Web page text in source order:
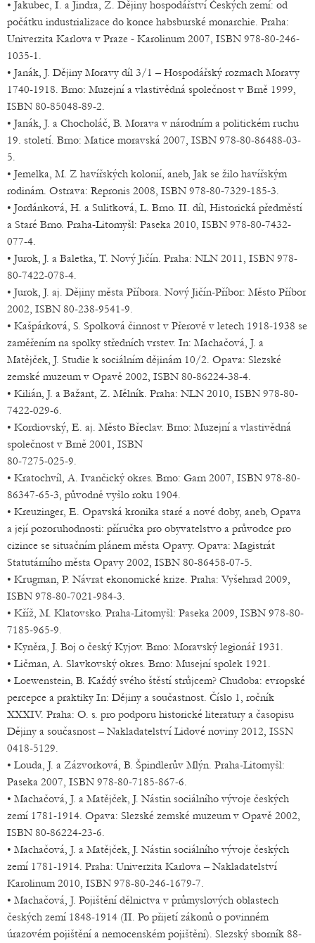
• Jakubec, I. a Jindra, Z. Dějiny hospodářství Českých zemí: od
počátku industrializace do konce habsburské monarchie. Praha:
Univerzita Karlova v Praze - Karolinum 2007, ISBN 978-80-246-
1035-1.
• Janák, J. Dějiny Moravy díl 3/1 – Hospodářský rozmach Moravy
1740-1918. Brno: Muzejní a vlastivědná společnost v Brně 1999,
ISBN 80-85048-89-2.
• Janák, J. a Chocholáč, B. Morava v národním a politickém ruchu
19. století. Brno: Matice moravská 2007, ISBN 978-80-86488-03-
5.
• Jemelka, M. Z havířských kolonií, aneb, Jak se žilo havířským
rodinám. Ostrava: Repronis 2008, ISBN 978-80-7329-185-3.
• Jordánková, H. a Sulitková, L. Brno. II. díl, Historická předměstí
a Staré Brno. Praha-Litomyšl: Paseka 2010, ISBN 978-80-7432-
077-4.
• Jurok, J. a Baletka, T. Nový Jičín. Praha: NLN 2011, ISBN 978-
80-7422-078-4.
• Jurok, J. aj. Dějiny města Příbora. Nový Jičín-Příbor: Město Příbor
2002, ISBN 80-238-9541-9.
• Kašpárková, S. Spolková činnost v Přerově v letech 1918-1938 se
zaměřením na spolky středních vrstev. In: Machačová, J. a
Matějček, J. Studie k sociálním dějinám 10/2. Opava: Slezské
zemské muzeum v Opavě 2002, ISBN 80-86224-38-4.
• Kilián, J. a Bažant, Z. Mělník. Praha: NLN 2010, ISBN 978-80-
7422-029-6.
• Kordiovský, E. aj. Město Břeclav. Brno: Muzejní a vlastivědná
společnost v Brně 2001, ISBN
80-7275-025-9.
• Kratochvíl, A. Ivančický okres. Brno: Garn 2007, ISBN 978-80-
86347-65-3, původně vyšlo roku 1904.
• Kreuzinger, E. Opavská kronika staré a nové doby, aneb, Opava
a její pozoruhodnosti: příručka pro obyvatelstvo a průvodce pro
cizince se situačním plánem města Opavy. Opava: Magistrát
Statutárního města Opavy 2002, ISBN 80-86458-07-5.
• Krugman, P. Návrat ekonomické krize. Praha: Vyšehrad 2009,
ISBN 978-80-7021-984-3.
• Kříž, M. Klatovsko. Praha-Litomyšl: Paseka 2009, ISBN 978-80-
7185-965-9.
• Kyněra, J. Boj o český Kyjov. Brno: Moravský legionář 1931.
• Ličman, A. Slavkovský okres. Brno: Musejní spolek 1921.
• Loewenstein, B. Každý svého štěstí strůjcem? Chudoba: evropské
percepce a praktiky In: Dějiny a součastnost. Číslo 1, ročník
XXXIV. Praha: O. s. pro podporu historické literatury a časopisu
Dějiny a současnost – Nakladatelství Lidové noviny 2012, ISSN
0418-5129.
• Louda, J. a Zázvorková, B. Špindlerův Mlýn. Praha-Litomyšl:
Paseka 2007, ISBN 978-80-7185-867-6.
• Machačová, J. a Matějček, J. Nástin sociálního vývoje českých
zemí 1781-1914. Opava: Slezské zemské muzeum v Opavě 2002,
ISBN 80-86224-23-6.
• Machačová, J. a Matějček, J. Nástin sociálního vývoje českých
zemí 1781-1914. Praha: Univerzita Karlova – Nakladatelství
Karolinum 2010, ISBN 978-80-246-1679-7.
• Machačová, J. Pojištění dělnictva v průmyslových oblastech
českých zemí 1848-1914 (II. Po přijetí zákonů o povinném
úrazovém pojištění a nemocenském pojištění). Slezský sborník 88-